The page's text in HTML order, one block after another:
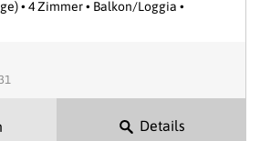
• 4 Zimmer • Balkon/Loggia •
Details